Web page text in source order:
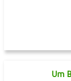
Um